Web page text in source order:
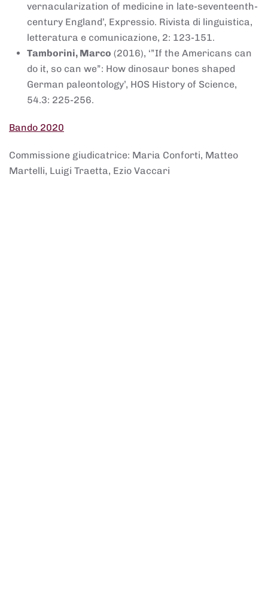
vernacularization of medicine in late-seventeenth-
century England’, Expressio. Rivista di linguistica,
letteratura e comunicazione, 2: 123-151.
Tamborini, Marco (2016), ‘”If the Americans can
do it, so can we”: How dinosaur bones shaped
German paleontology’, HOS History of Science,
54.3: 225-256.
Bando 2020
Commissione giudicatrice: Maria Conforti, Matteo
Martelli, Luigi Traetta, Ezio Vaccari